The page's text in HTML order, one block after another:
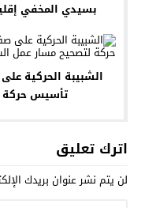
الشبيبة الحركية
تأسيس حركة
اترك تعليق
لن يتم نشر عنوان بريدك